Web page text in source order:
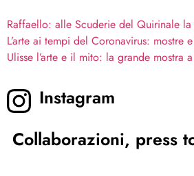
Raffaello: alle Scuderie del Quirinale la
L’arte ai tempi del Coronavirus: mostre
Ulisse l’arte e il mito: la grande mostra
Instagram
Collaborazioni, press